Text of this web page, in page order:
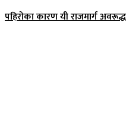
पहिरोका कारण यी राजमार्ग अवरूद्ध